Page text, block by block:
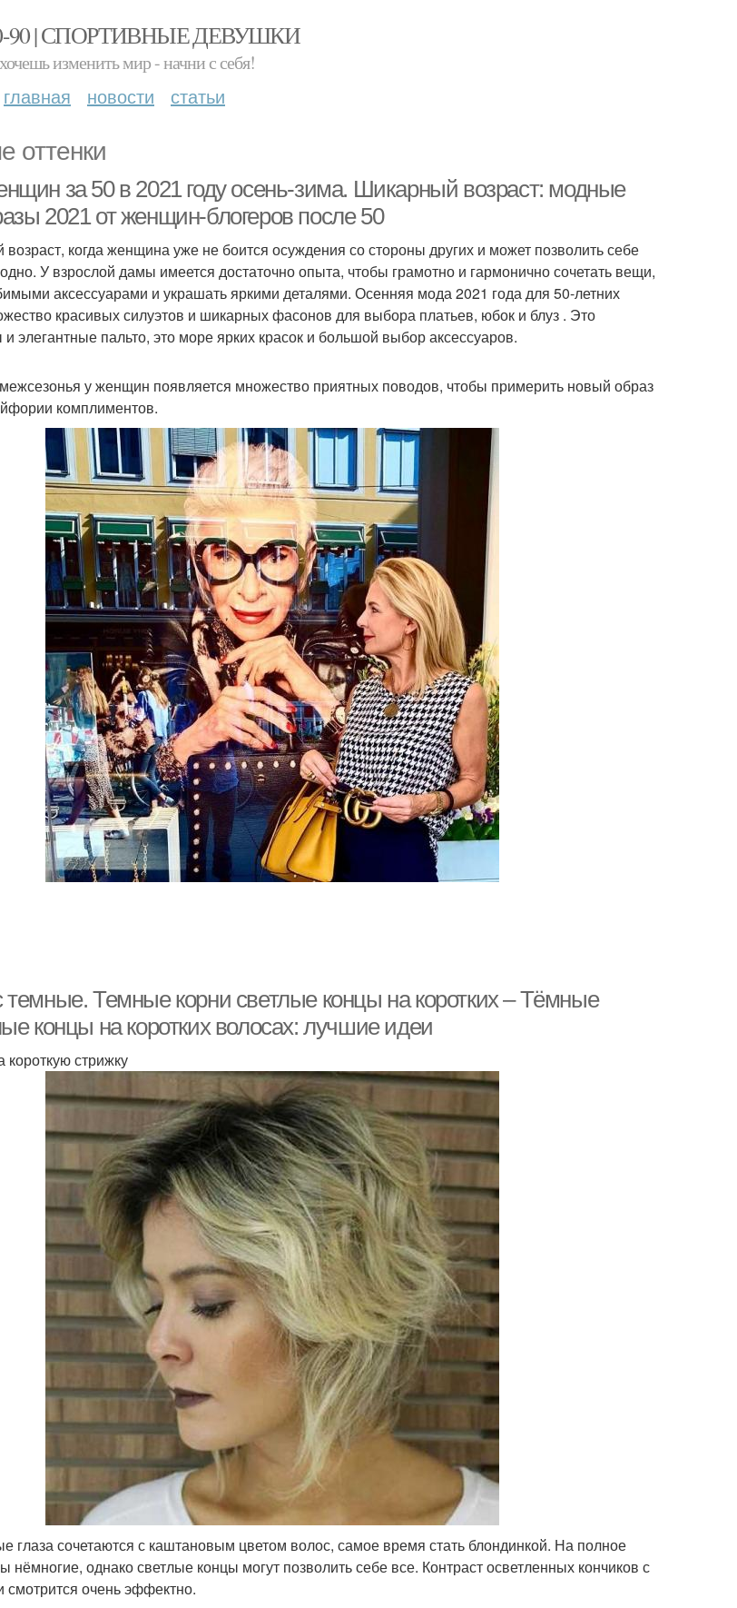
90 | СПОРТИВНЫЕ ДЕВУШКИ
хочешь изменить мир - начни с себя!
главная новости статьи
оттенки
за 50 в 2021 году осень-зима. Шикарный возраст: модные
2021 от женщин-блогеров после 50
возраст, когда женщина уже не боится осуждения со стороны других и может позволить себе
У взрослой дамы имеется достаточно опыта, чтобы грамотно и гармонично сочетать вещи,
аксессуарами и украшать яркими деталями. Осенняя мода 2021 года для 50-летних
красивых силуэтов и шикарных фасонов для выбора платьев, юбок и блуз . Это
элегантные пальто, это море ярких красок и большой выбор аксессуаров.
у женщин появляется множество приятных поводов, чтобы примерить новый образ
комплиментов.
темные. Темные корни светлые концы на коротких – Тёмные
концы на коротких волосах: лучшие идеи
стрижку
глаза сочетаются с каштановым цветом волос, самое время стать блондинкой. На полное
нёмногие, однако светлые концы могут позволить себе все. Контраст осветленных кончиков с
очень эффектно.